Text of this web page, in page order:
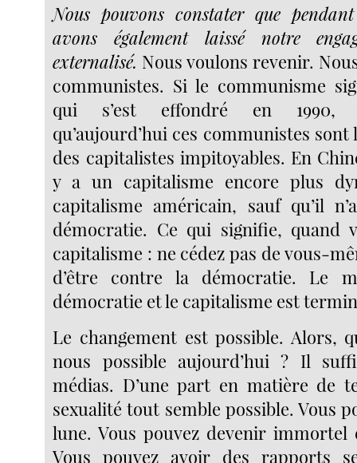
Nous pouvons constater que
avons également laissé notre
externalisé. Nous voulons revenir.
communistes. Si le communisme
qui s’est effondré en 1990,
qu’aujourd’hui ces communistes sont
des capitalistes impitoyables. En
y a un capitalisme encore plus
capitalisme américain, sauf qu’il
démocratie. Ce qui signifie, quand
capitalisme : ne cédez pas de vous-
d’être contre la démocratie. Le
démocratie et le capitalisme est
Le changement est possible. Alors,
nous possible aujourd’hui ? Il
médias. D’une part en matière de
sexualité tout semble possible. Vous
lune. Vous pouvez devenir immortel
Vous pouvez avoir des rapports